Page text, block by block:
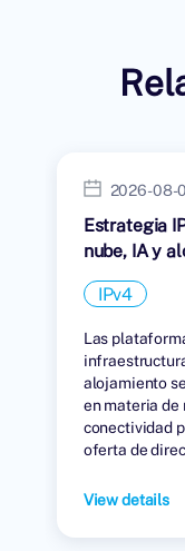
2026-08-
Estrategia
nube, IA y
IPv4
Las
alojamiento
en materia de
conectividad
oferta de
View details